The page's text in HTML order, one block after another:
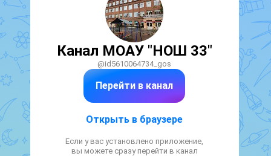
Канал МОАУ "НОШ 33"
@id5610064734_gos
Перейти в канал
Открыть в браузере
Если у вас установлено приложение,
вы можете сразу перейти в канал